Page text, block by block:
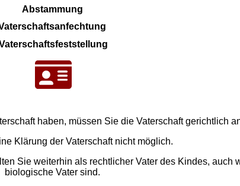
Abstammung
haben, müssen Sie die Vaterschaft gerichtlich
Klärung der Vaterschaft nicht möglich.
Sie weiterhin als rechtlicher Vater des Kindes, auch
biologische Vater sind.